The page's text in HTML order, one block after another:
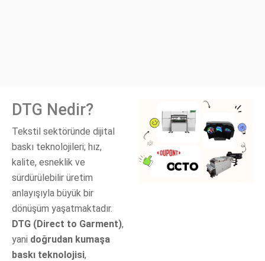
DTG Nedir?
Tekstil sektöründe dijital
baskı teknolojileri; hız,
kalite, esneklik ve
sürdürülebilir üretim
anlayışıyla büyük bir
dönüşüm yaşatmaktadır.
DTG (Direct to Garment),
yani doğrudan kumaşa
baskı teknolojisi,